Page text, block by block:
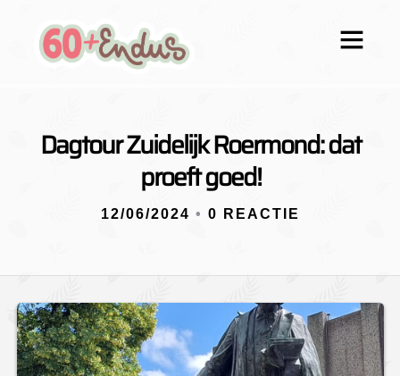
Dagtour Zuidelijk Roermond: dat
proeft goed!
12/06/2024 • 0 REACTIE